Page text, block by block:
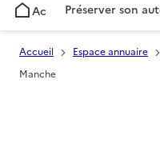
AccueilPréserver son
Accueil Espace annuaire
Manche